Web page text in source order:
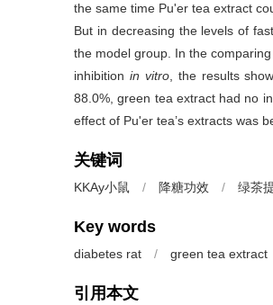
the same time Pu'er tea extract
But in decreasing the levels of
the model group. In the
inhibition in vitro, the results
88.0%, green tea extract had no
effect of Pu'er tea’s extracts was
关键词
KKAy小鼠 / 降糖功效 / 绿茶
Key words
diabetes rat / green tea extract
引用本文